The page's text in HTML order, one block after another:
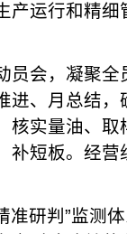
产运行和精
员会，凝聚
进、月总结
核实量油、
补短板。经
准研判”监测